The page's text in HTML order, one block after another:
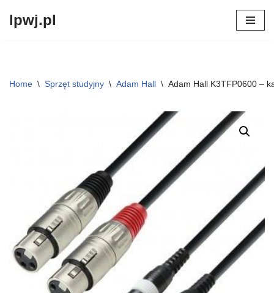
lpwj.pl
Home \ Sprzęt studyjny \ Adam Hall \ Adam Hall K3TFP0600 –